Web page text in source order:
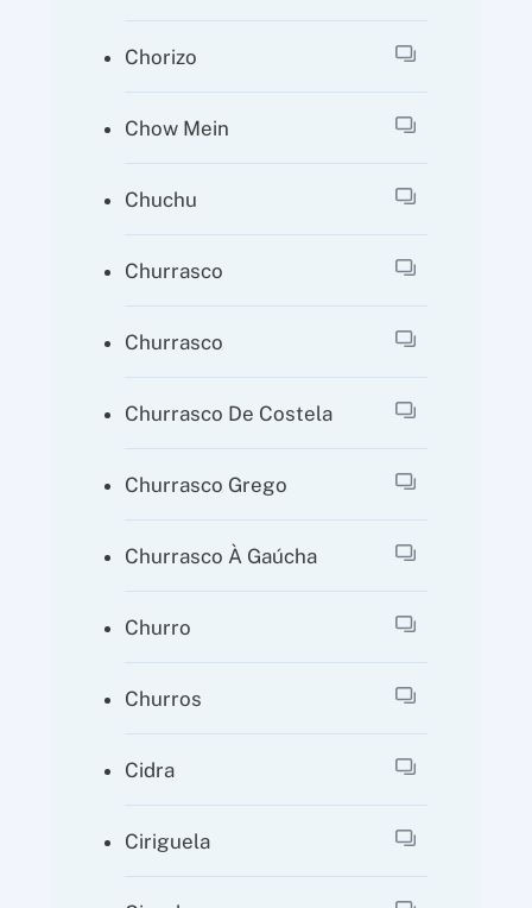
Chorizo
Chow Mein
Chuchu
Churrasco
Churrasco
Churrasco De Costela
Churrasco Grego
Churrasco À Gaúcha
Churro
Churros
Cidra
Ciriguela